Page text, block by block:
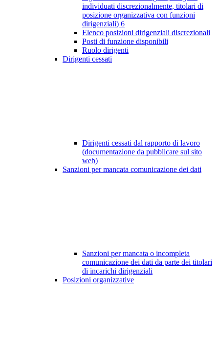
individuati discrezionalmente, titolari di
posizione organizzativa con funzioni
dirigenziali) 6
Elenco posizioni dirigenziali discrezionali
Posti di funzione disponibili
Ruolo dirigenti
Dirigenti cessati
Dirigenti cessati dal rapporto di lavoro
(documentazione da pubblicare sul sito
web)
Sanzioni per mancata comunicazione dei dati
Sanzioni per mancata o incompleta
comunicazione dei dati da parte dei titolari
di incarichi dirigenziali
Posizioni organizzative